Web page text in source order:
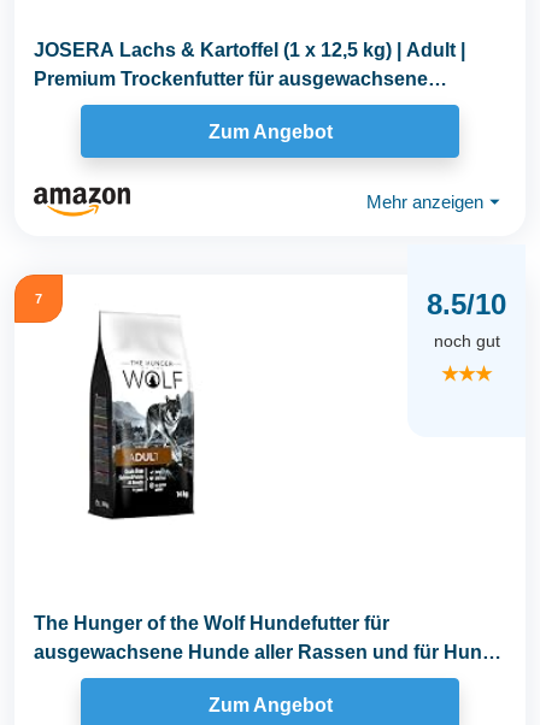
JOSERA Lachs & Kartoffel (1 x 12,5 kg) | Adult |
Premium Trockenfutter für ausgewachsene
Hunde...
Zum Angebot
Mehr anzeigen ⏷
7 8.5/10
noch gut
★★★
The Hunger of the Wolf Hundefutter für
ausgewachsene Hunde aller Rassen und für Hunde
Zum Angebot